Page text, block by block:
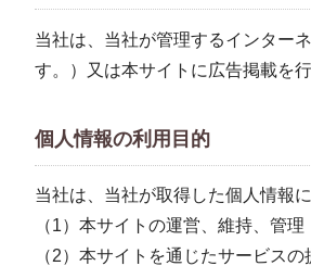
当社は、当社が管理するインター
す。）又は本サイトに広告掲載を
個人情報の利用目的
当社は、当社が取得した個人情報
（1）本サイトの運営、維持、管理
（2）本サイトを通じたサービス